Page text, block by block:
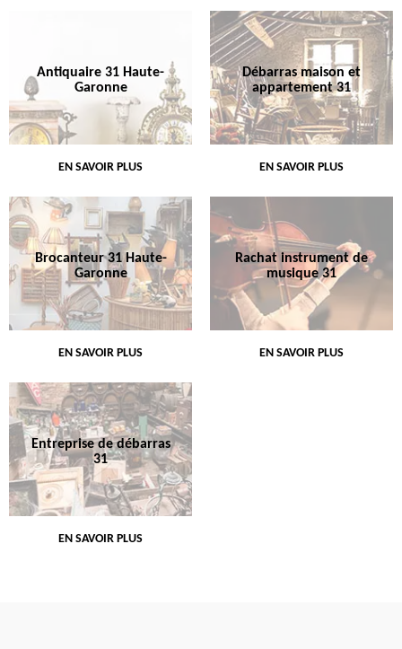
Antiquaire 31 Haute-
Garonne
EN SAVOIR PLUS
Débarras maison et
appartement 31
EN SAVOIR PLUS
Brocanteur 31 Haute-
Garonne
EN SAVOIR PLUS
Rachat instrument de
musique 31
EN SAVOIR PLUS
Entreprise de débarras
31
EN SAVOIR PLUS